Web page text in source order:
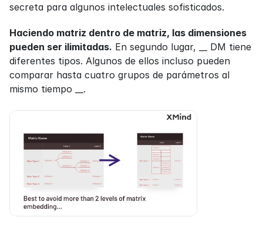
secreta para algunos intelectuales sofisticados.
Haciendo matriz dentro de matriz, las dimensiones
pueden ser ilimitadas. En segundo lugar, __ DM tiene
diferentes tipos. Algunos de ellos incluso pueden
comparar hasta cuatro grupos de parámetros al
mismo tiempo __.